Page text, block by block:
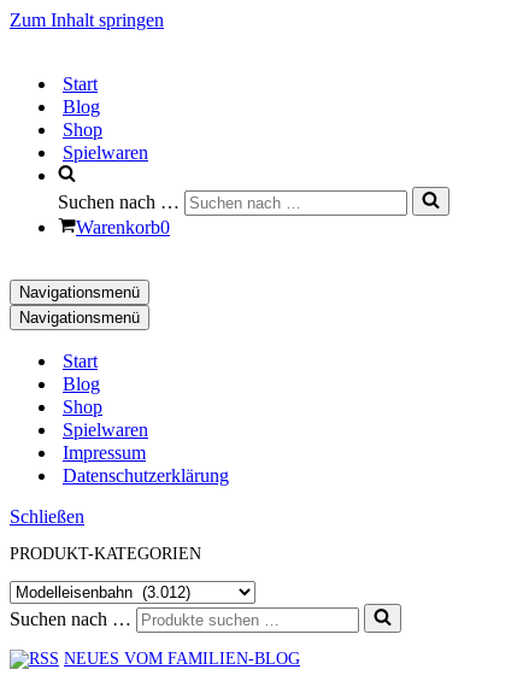
Zum Inhalt springen
Start
Blog
Shop
Spielwaren
Suchen nach …
Warenkorb0
Navigationsmenü
Navigationsmenü
Start
Blog
Shop
Spielwaren
Impressum
Datenschutzerklärung
Schließen
PRODUKT-KATEGORIEN
Suchen nach …
NEUES VOM FAMILIEN-BLOG